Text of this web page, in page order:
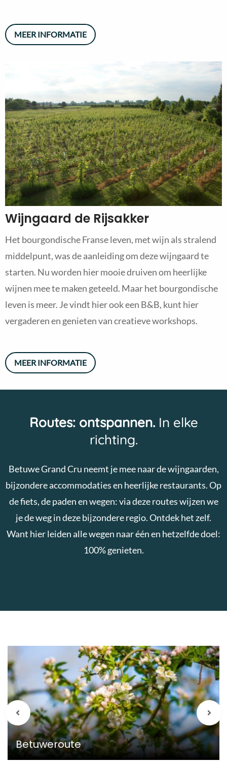
MEER INFORMATIE
Wijngaard de Rijsakker
Het bourgondische Franse leven, met wijn als stralend
middelpunt, was de aanleiding om deze wijngaard te
starten. Nu worden hier mooie druiven om heerlijke
wijnen mee te maken geteeld. Maar het bourgondische
leven is meer. Je vindt hier ook een B&B, kunt hier
vergaderen en genieten van creatieve workshops.
MEER INFORMATIE
Routes: ontspannen.In elke
richting.
Betuwe Grand Cru neemt je mee naar de wijngaarden,
bijzondere accommodaties en heerlijke restaurants. Op
de fiets, de paden en wegen: via deze routes wijzen we
je de weg in deze bijzondere regio. Ontdek het zelf.
Want hier leiden alle wegen naar één en hetzelfde doel:
100% genieten.
Vorige
berichten
Betuweroute
over
Betuweroute